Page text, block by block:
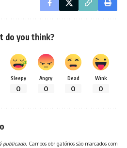
do you think?
Sleepy
0
Angry
0
Dead
0
Wink
0
publicado. Campos obrigatórios são marcados com